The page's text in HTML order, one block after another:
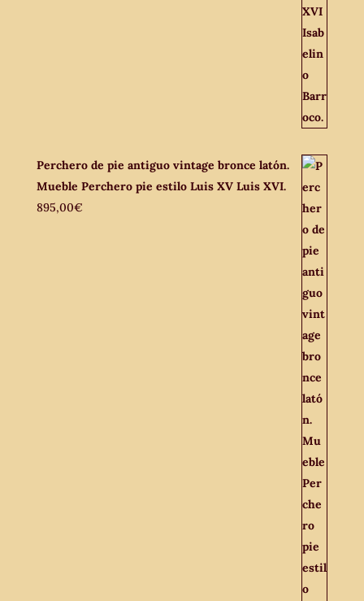
Perchero de pie antiguo vintage bronce latón.
Mueble Perchero pie estilo Luis XV Luis XVI.
895,00€